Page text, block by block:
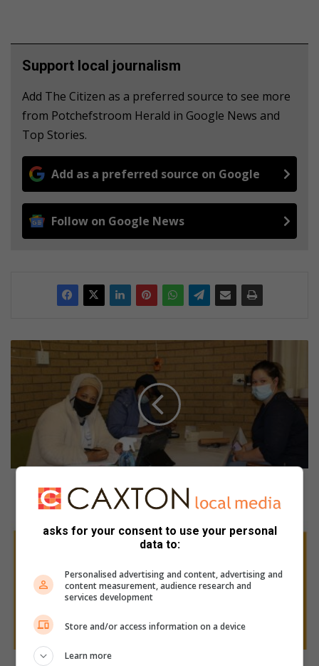
Support local journalism
Add The Citizen as a preferred source to see more
from Potchefstroom Herald in Google News and
Top Stories.
Add as a preferred source on Google
Follow on Google News
V
a
r
verkiesing
W
e
asks for your consent to use your personal
data to:
Personalised advertising and content, advertising and
content measurement, audience research and
services development
Store and/or access information on a device
Learn more